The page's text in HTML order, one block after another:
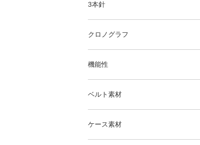
3本針
クロノグラフ
機能性
ベルト素材
ケース素材